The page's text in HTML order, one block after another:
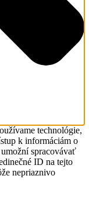
technológie,
k informáciám o
spracovávať
ID na tejto
nepriaznivo